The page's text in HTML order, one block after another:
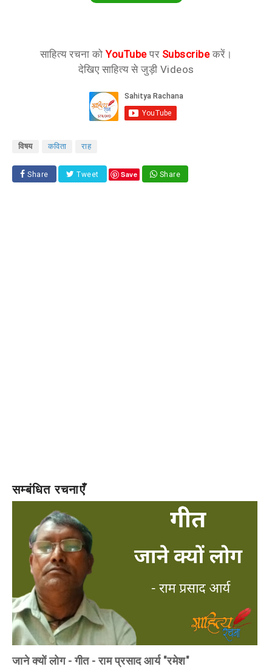
साहित्य रचना कोYouTubeपर Subscribeकरें।
देखिए साहित्य से जुड़ी Videos
विषय कविता राह
Share Tweet Save Share
सम्बंधित रचनाएँ
जाने क्यों लोग - गीत - राम प्रसाद आर्य "रमेश"